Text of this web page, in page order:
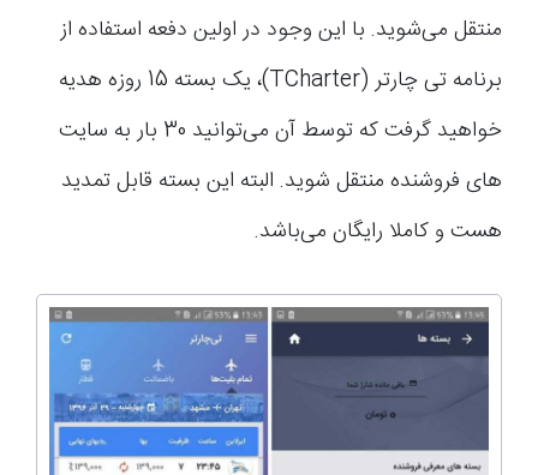
منتقل می‌شوید. با این وجود در اولین دفعه استفاده از
برنامه تی چارتر (TCharter)، یک بسته 15 روزه هدیه
خواهید گرفت که توسط آن می‌توانید 30 بار به سایت
های فروشنده منتقل شوید. البته این بسته قابل تمدید
هست و کاملا رایگان می‌باشد.